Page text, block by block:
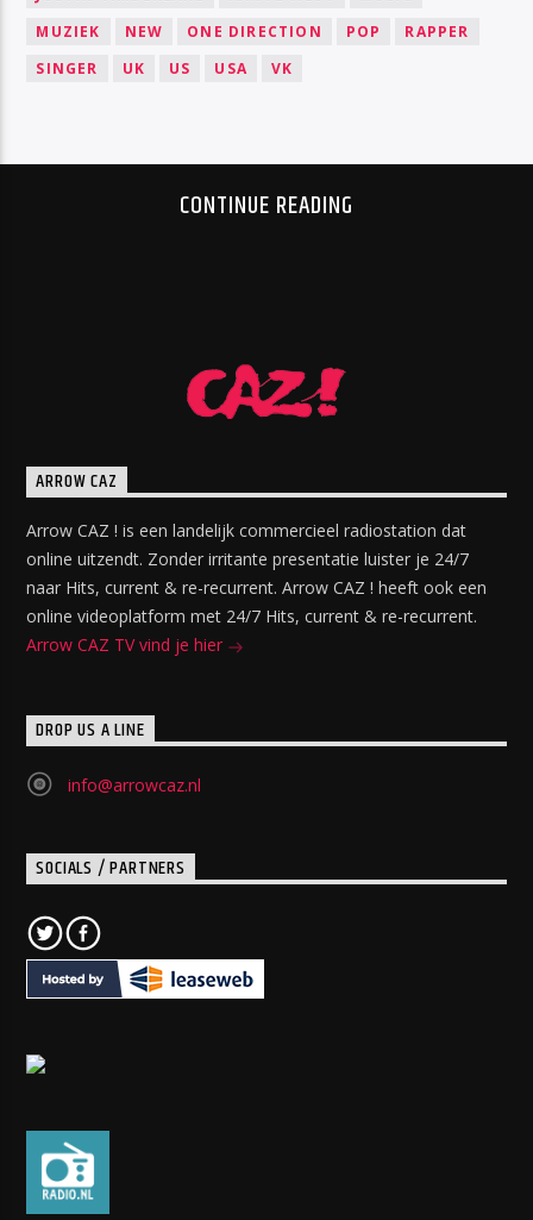
MUZIEK
NEW ONE DIRECTION POP
RAPPER
SINGER
UK US USA VK
CONTINUE READING
ARROW CAZ
Arrow CAZ ! is een landelijk commercieel radiostation dat
online uitzendt. Zonder irritante presentatie luister je 24/7
naar Hits, current & re-recurrent. Arrow CAZ ! heeft ook een
online videoplatform met 24/7 Hits, current & re-recurrent.
Arrow CAZ TV vind je hier
DROP US A LINE
info@arrowcaz.nl
SOCIALS / PARTNERS